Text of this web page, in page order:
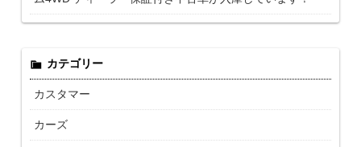
カテゴリー
カスタマー
カーズ